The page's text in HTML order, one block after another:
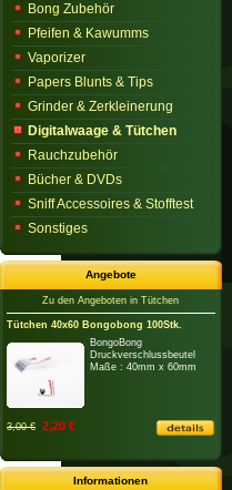
Bong Zubehör
Pfeifen & Kawumms
Vaporizer
Papers Blunts & Tips
Grinder & Zerkleinerung
Digitalwaage & Tütchen
Rauchzubehör
Bücher & DVDs
Sniff Accessoires & Stofftest
Sonstiges
Angebote
Zu den Angeboten in Tütchen
Tütchen 40x60 Bongobong 100Stk.
BongoBong
Druckverschlussbeutel
Maße : 40mm x 60mm
3,00 € 2,20 €
Informationen